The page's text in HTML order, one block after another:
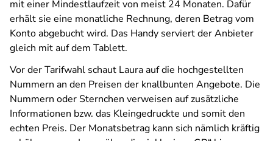
mit einer Mindestlaufzeit von meist 24 Monaten. Dafür
erhält sie eine monatliche Rechnung, deren Betrag vom
Konto abgebucht wird. Das Handy serviert der Anbieter
gleich mit auf dem Tablett.
Vor der Tarifwahl schaut Laura auf die hochgestellten
Nummern an den Preisen der knallbunten Angebote. Die
Nummern oder Sternchen verweisen auf zusätzliche
Informationen bzw. das Kleingedruckte und somit den
echten Preis. Der Monatsbetrag kann sich nämlich kräftig